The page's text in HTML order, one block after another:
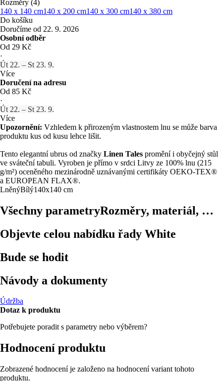
Rozměry (4)
140 x 140 cm140 x 200 cm140 x 300 cm140 x 380 cm
Do košíku
Doručíme od 22. 9. 2026
Osobní odběr
Od 29 Kč
·
Út 22. – St 23. 9.
Více
Doručení na adresu
Od 85 Kč
·
Út 22. – St 23. 9.
Více
Upozornění: Vzhledem k přirozeným vlastnostem lnu se může barva
produktu kus od kusu lehce lišit.
Tento elegantní ubrus od značky Linen Tales promění i obyčejný stůl
ve sváteční tabuli. Vyroben je přímo v srdci Litvy ze 100% lnu (215
g/m²) oceněného mezinárodně uznávanými certifikáty OEKO-TEX®
a EUROPEAN FLAX®.
LněnýBílý140x140 cm
Všechny parametryRozměry, materiál, …
Objevte celou nabídku řady White
Bude se hodit
Návody a dokumenty
Údržba
Dotaz k produktu
Potřebujete poradit s parametry nebo výběrem?
Hodnocení produktu
Zobrazené hodnocení je založeno na hodnocení variant tohoto
produktu.